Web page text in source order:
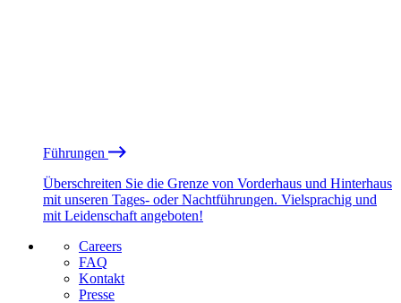
Führungen
Überschreiten Sie die Grenze von Vorderhaus und Hinterhaus
mit unseren Tages- oder Nachtführungen. Vielsprachig und
mit Leidenschaft angeboten!
Careers
FAQ
Kontakt
Presse